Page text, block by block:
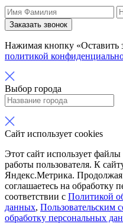
Заказать звонок
Нажимая кнопку «Оставить
политикой
Выбор города
Сайт использует cookies
Этот сайт использует
работы пользователя. К
Яндекс.Метрика.
соглашаетесь на обработку
соответствии с Политикой
данных, Пользовательским
обработку персональных